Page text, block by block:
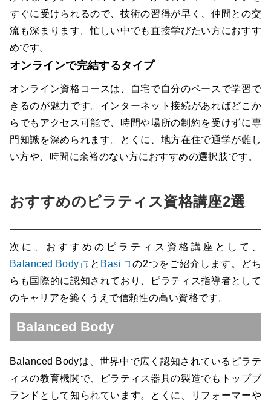
すぐに受けられるので、技術の習得が早く、仲間との交
流も深まります。忙しい中でも直接学びたい方におすす
めです。
オンラインで完結するタイプ
オンライン資格コースは、自宅で自分のペースで学習で
きるのが魅力です。インターネット接続があればどこか
らでもアクセス可能で、時間や場所の制約を受けずに専
門知識を深められます。とくに、地方在住で通学が難し
い方や、時間に余裕のない方におすすめの選択肢です。
おすすめのピラティス資格講座2選
次に、おすすめのピラティス資格講座として、
Balanced Body
と Basi
の2つをご紹介します。どち
らも国際的に認知されており、ピラティス指導者として
のキャリアを築くうえで信頼性の高い資格です。
Balanced Body
Balanced Bodyは、世界中で広く認知されているピラテ
ィスの教育機関で、ピラティス器具の製造でもトップブ
ランドとして知られています。とくに、リフォーマーや